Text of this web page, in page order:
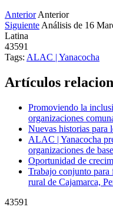
Anterior Anterior
Siguiente Análisis de 16
Latina
43591
Tags: ALAC | Yanacocha
Artículos
Promoviendo la
organizaciones
Nuevas historias para
ALAC | Yanacocha
organizaciones de base
Oportunidad de
Trabajo conjunto para
rural de Cajamarca,
43591